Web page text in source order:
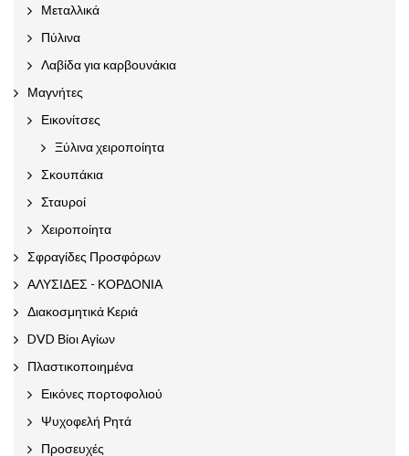
Μεταλλικά
Πύλινα
Λαβίδα για καρβουνάκια
Μαγνήτες
Εικονίτσες
Ξύλινα χειροποίητα
Σκουπάκια
Σταυροί
Χειροποίητα
Σφραγίδες Προσφόρων
ΑΛΥΣΙΔΕΣ - ΚΟΡΔΟΝΙΑ
Διακοσμητικά Κεριά
DVD Βίοι Αγίων
Πλαστικοποιημένα
Εικόνες πορτοφολιού
Ψυχοφελή Ρητά
Προσευχές